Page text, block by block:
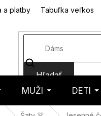
a platby Tabuľka veľkostí
Hľadať
MUŽI DETI